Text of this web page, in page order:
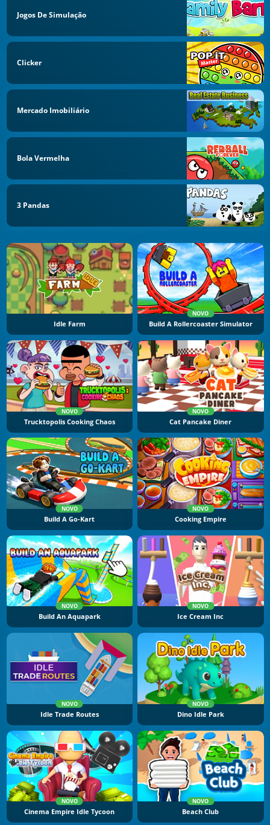
Jogos De Simulação
Clicker
Mercado Imobiliário
Bola Vermelha
3 Pandas
Idle Farm
NOVO
Build A Rollercoaster Simulator
NOVO
Trucktopolis Cooking Chaos
NOVO
Cat Pancake Diner
NOVO
Build A Go-Kart
NOVO
Cooking Empire
NOVO
Build An Aquapark
NOVO
Ice Cream Inc
NOVO
Idle Trade Routes
NOVO
Dino Idle Park
NOVO
Cinema Empire Idle Tycoon
NOVO
Beach Club